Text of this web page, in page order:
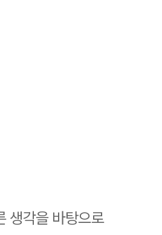
생각을 바탕으로